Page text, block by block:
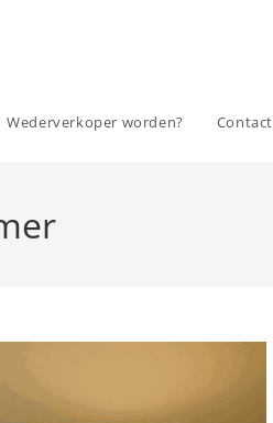
Wederverkoper worden? Contact